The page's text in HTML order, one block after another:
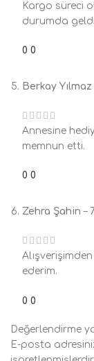
Kargo süreci
durumda
0 0
Berkay Yılmaz
Annesine
memnun etti.
0 0
Zehra Şahin–
ederim.
0 0
Değerlendirme
E-posta